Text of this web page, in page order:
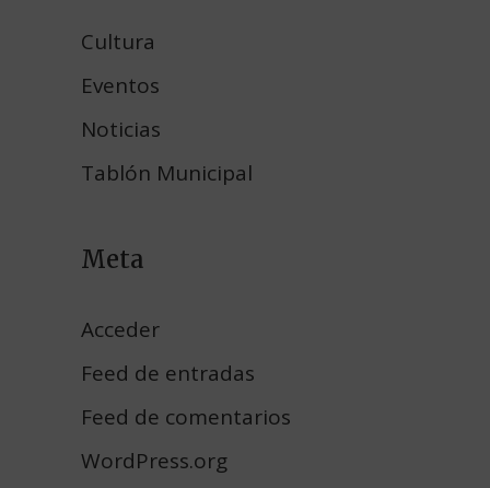
Cultura
Eventos
Noticias
Tablón Municipal
Meta
Acceder
Feed de entradas
Feed de comentarios
WordPress.org